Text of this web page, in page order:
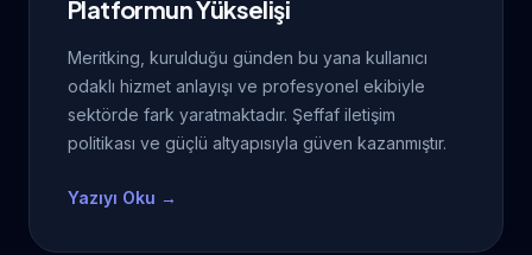
Platformun Yükselişi
Meritking, kurulduğu günden bu yana kullanıcı
odaklı hizmet anlayışı ve profesyonel ekibiyle
sektörde fark yaratmaktadır. Şeffaf iletişim
politikası ve güçlü altyapısıyla güven kazanmıştır.
Yazıyı Oku →